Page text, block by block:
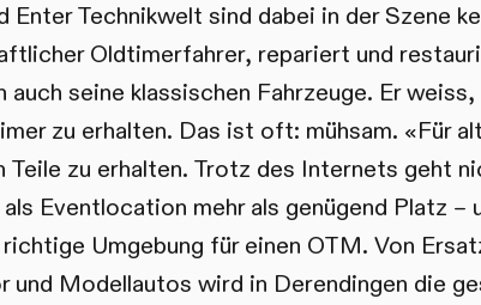
Enter Technikwelt sind dabei in der Szene
Oldtimerfahrer, repariert und
seine klassischen Fahrzeuge. Er
zu erhalten. Das ist oft: mühsam. «Für
zu erhalten. Trotz des Internets geht
Eventlocation mehr als genügend Platz –
richtige Umgebung für einen OTM. Von
und Modellautos wird in Derendingen die